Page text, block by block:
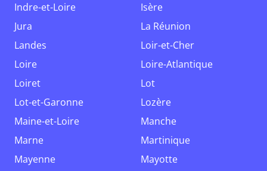
Indre-et-Loire
Isère
Jura
La Réunion
Landes
Loir-et-Cher
Loire
Loire-Atlantique
Loiret
Lot
Lot-et-Garonne
Lozère
Maine-et-Loire
Manche
Marne
Martinique
Mayenne
Mayotte